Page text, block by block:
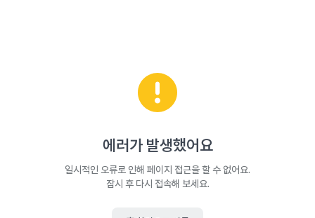
에러가 발생했어요
일시적인 오류로 인해 페이지 접근을 할 수 없어요.
잠시 후 다시 접속해 보세요.